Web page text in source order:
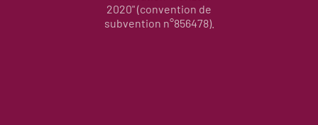
2020" (convention de
subvention n°856478).